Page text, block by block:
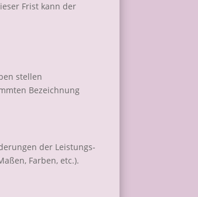
Frist kann der
stellen
Bezeichnung
der Leistungs-
Farben, etc.).